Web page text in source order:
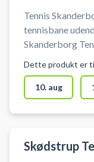
Tennis
tennisbane
Skanderborg
tennisbane og
Skanderborg på
tennisklubbens
Dyrehaven.
Dyrehaven.
Dette produkt er
10. aug
Skødstrup